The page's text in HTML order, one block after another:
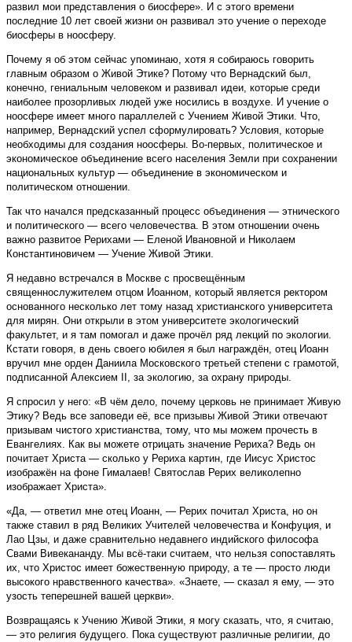
развил мои представления о биосфере». И с этого времени
последние 10 лет своей жизни он развивал это учение о переходе
биосферы в ноосферу.
Почему я об этом сейчас упоминаю, хотя я собираюсь говорить
главным образом о Живой Этике? Потому что Вернадский был,
конечно, гениальным человеком и развивал идеи, которые среди
наиболее прозорливых людей уже носились в воздухе. И учение о
ноосфере имеет много параллелей с Учением Живой Этики. Что,
например, Вернадский успел сформулировать? Условия, которые
необходимы для создания ноосферы. Во-первых, политическое и
экономическое объединение всего населения Земли при сохранении
национальных культур — объединение в экономическом и
политическом отношении.
Так что начался предсказанный процесс объединения — этнического
и политического — всего человечества. В этом отношении очень
важно развитое Рерихами — Еленой Ивановной и Николаем
Константиновичем — Учение Живой Этики.
Я недавно встречался в Москве с просвещённым
священнослужителем отцом Иоанном, который является ректором
основанного несколько лет тому назад христианского университета
для мирян. Они открыли в этом университете экологический
факультет, и я там помогал и даже прочёл ряд лекций по экологии.
Кстати говоря, в день своего юбилея я был награждён, отец Иоанн
вручил мне орден Даниила Московского третьей степени с грамотой,
подписанной Алексием II, за экологию, за охрану природы.
Я спросил у него: «В чём дело, почему церковь не принимает Живую
Этику? Ведь все заповеди её, все призывы Живой Этики отвечают
призывам чистого христианства, тому, что мы можем прочесть в
Евангелиях. Как вы можете отрицать значение Рериха? Ведь он
почитает Христа — сколько у Рериха картин, где Иисус Христос
изображён на фоне Гималаев! Святослав Рерих великолепно
изображает Христа».
«Да, — ответил мне отец Иоанн, — Рерих почитал Христа, но он
также ставил в ряд Великих Учителей человечества и Конфуция, и
Лао Цзы, и даже сравнительно недавнего индийского философа
Свами Вивекананду. Мы всё-таки считаем, что нельзя сопоставлять
их, что Христос имеет божественную природу, а те — просто люди
высокого нравственного качества». «Знаете, — сказал я ему, — это
узость теперешней вашей церкви».
Возвращаясь к Учению Живой Этики, я могу сказать, что, я считаю,
— это религия будущего. Пока существуют различные религии, до